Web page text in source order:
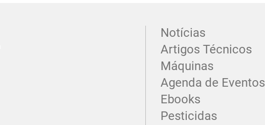
Notícias
Artigos Técnicos
Máquinas
Agenda de Eventos
Ebooks
Pesticidas